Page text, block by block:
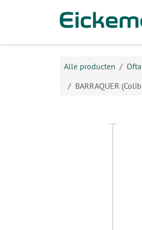
Alle producten
BARRAQUER